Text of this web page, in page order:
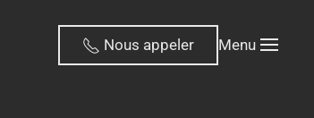
Nous appeler Menu